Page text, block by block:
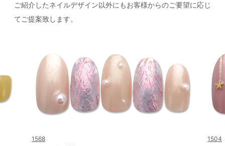
ご紹介したネイルデザイン以外にもお客様からのご要望に応じ
てご提案致します。
1568
1504